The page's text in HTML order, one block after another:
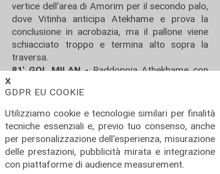
𝗫
GDPR EU COOKIE
Utilizziamo cookie e tecnologie similari per finalità
tecniche essenziali e, previo tuo consenso, anche
per personalizzazione dell'esperienza, misurazione
delle prestazioni, pubblicità mirata e integrazione
con piattaforme di audience measurement.
vertice dell’area di Amorim per il secondo palo,
dove Vitinha anticipa Atekhame e prova la
conclusione in acrobazia, ma il pallone viene
schiacciato troppo e termina alto sopra la
traversa.
81' GOL MILAN -Raddoppia Athekhame con
82' - Maignan nega il gol a Ekhator.
87' - GOL GENOA -
In mischia Vasquez
accorcia.
90' + 8' Ci prova Rabiot, Bijlow devia in corner.
GENOA - MILAN 1-2